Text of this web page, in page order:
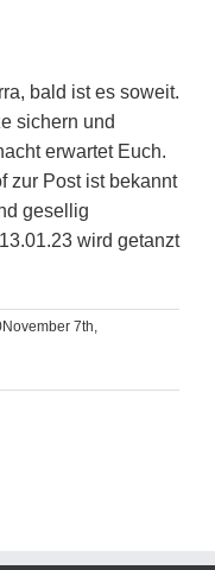
bald ist es soweit.
sichern und
erwartet Euch.
zur Post ist bekannt
gesellig
wird getanzt
November 7th,